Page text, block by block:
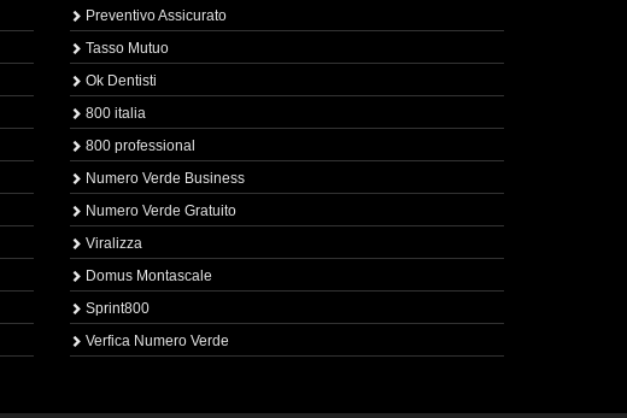
Preventivo Assicurato
Tasso Mutuo
Ok Dentisti
800 italia
800 professional
Numero Verde Business
Numero Verde Gratuito
Viralizza
Domus Montascale
Sprint800
Verfica Numero Verde